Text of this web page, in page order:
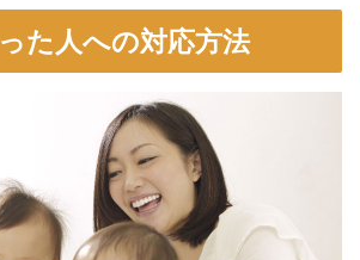
た人への対応方法